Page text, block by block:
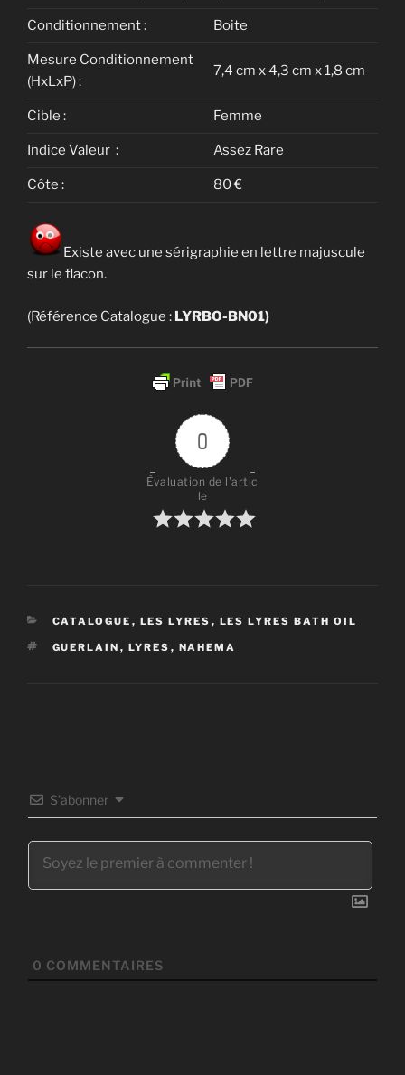
Conditionnement : Boite
Mesure Conditionnement
(HxLxP) :
7,4 cm x 4,3 cm x 1,8 cm
Cible : Femme
Indice Valeur : Assez Rare
Côte : 80 €
Existe avec une sérigraphie en lettre majuscule
sur le flacon.
(Référence Catalogue : LYRBO-BN01)
0
Évaluation de l'artic
le
CATÉGORIES
CATALOGUE , LES LYRES , LES LYRES BATH OIL
ÉTIQUETTES
GUERLAIN , LYRES , NAHEMA
S’abonner
0 COMMENTAIRES